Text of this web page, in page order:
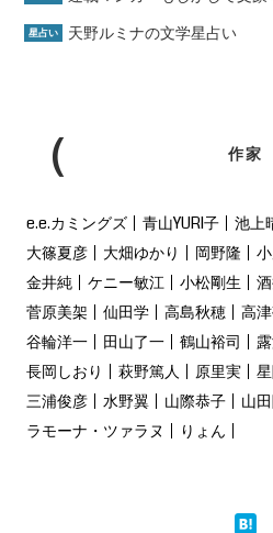
星占い 天野ルミナの文学星占い
作家
e.e.カミングズ 青山YURI子 池上
大篠夏彦
大畑ゆかり 岡野隆
金井純
ケニー敏江 小松剛生
菅原美架
仙田学 高島秋穂 高
谷輪洋一
田山了一 鶴山裕司
長岡しおり
萩野篤人 原里実
三浦俊彦
水野翼 山際恭子 山
ラモーナ・ツァラヌ
りょん